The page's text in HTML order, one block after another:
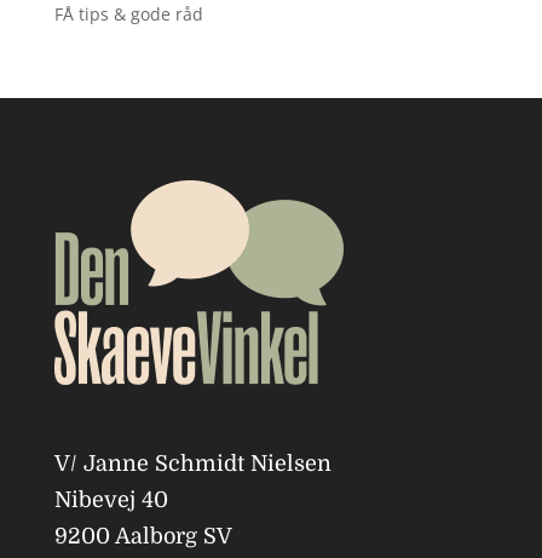
FÅ tips & gode råd
V/ Janne Schmidt Nielsen
Nibevej 40
9200 Aalborg SV